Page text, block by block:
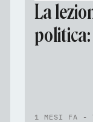
La
1 MESI FA -